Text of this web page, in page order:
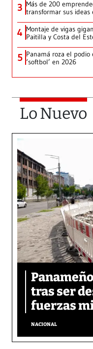
3 Más de 200
transformar sus
4 Montaje de vigas
Paitilla y Costa del
5 Panamá roza el podio
‘softbol’ en 2026
Lo Nuevo
tras ser
fuerzas
NACIONAL